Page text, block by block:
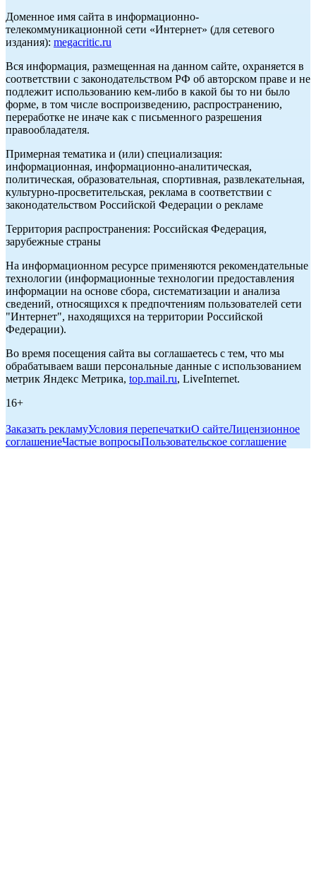
Доменное имя сайта в информационно-
телекоммуникационной сети «Интернет» (для сетевого
издания): megacritic.ru
Вся информация, размещенная на данном сайте, охраняется в
соответствии с законодательством РФ об авторском праве и не
подлежит использованию кем-либо в какой бы то ни было
форме, в том числе воспроизведению, распространению,
переработке не иначе как с письменного разрешения
правообладателя.
Примерная тематика и (или) специализация:
информационная, информационно-аналитическая,
политическая, образовательная, спортивная, развлекательная,
культурно-просветительская, реклама в соответствии с
законодательством Российской Федерации о рекламе
Территория распространения: Российская Федерация,
зарубежные страны
На информационном ресурсе применяются рекомендательные
технологии (информационные технологии предоставления
информации на основе сбора, систематизации и анализа
сведений, относящихся к предпочтениям пользователей сети
"Интернет", находящихся на территории Российской
Федерации).
Во время посещения сайта вы соглашаетесь с тем, что мы
обрабатываем ваши персональные данные с использованием
метрик Яндекс Метрика, top.mail.ru, LiveInternet.
16+
Заказать рекламуУсловия перепечаткиО сайтеЛицензионное
соглашениеЧастые вопросыПользовательское соглашение